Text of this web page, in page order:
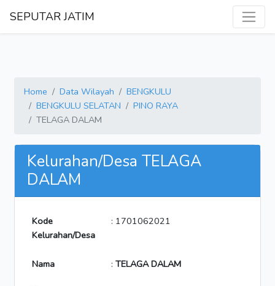
SEPUTAR JATIM
Home Data Wilayah
BENGKULU
BENGKULU SELATAN
PINO RAYA
TELAGA DALAM
Kelurahan/Desa TELAGA
DALAM
Kode
Kelurahan/Desa
: 1701062021
Nama : TELAGA DALAM